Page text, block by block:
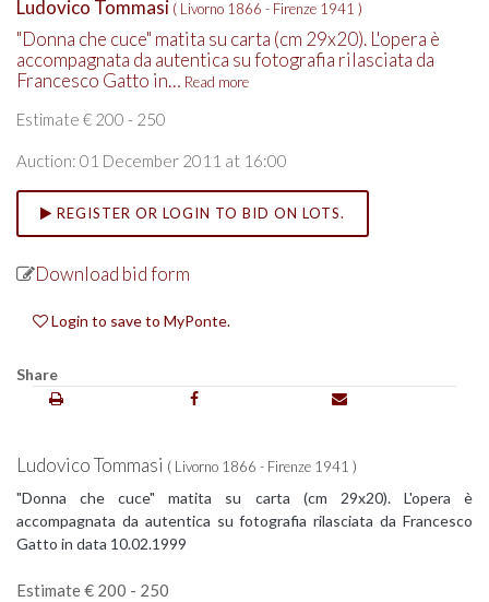
Ludovico Tommasi ( Livorno 1866 - Firenze 1941 )
"Donna che cuce" matita su carta (cm 29x20). L'opera è
accompagnata da autentica su fotografia rilasciata da
Francesco Gatto in… Read more
Estimate € 200 - 250
Auction: 01 December 2011 at 16:00
REGISTER OR LOGIN TO BID ON LOTS.
Download bid form
Login to save to MyPonte.
Share
Ludovico Tommasi ( Livorno 1866 - Firenze 1941 )
"Donna che cuce" matita su carta (cm 29x20). L'opera è
accompagnata da autentica su fotografia rilasciata da Francesco
Gatto in data 10.02.1999
Estimate € 200 - 250